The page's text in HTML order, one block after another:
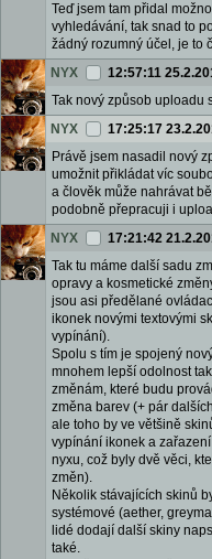
Teď jsem tam přidal
vyhledávání, tak snad to
žádný rozumný účel, je to
NYX
12:57:11
Tak nový způsob uploadu
NYX
17:25:17
Právě jsem nasadil nový
umožnit přikládat víc
a člověk může nahrávat
podobně přepracuji i
NYX
17:21:42
Tak tu máme další sadu
opravy a kosmetické
jsou asi předělané
ikonek novými textovými
vypínání).
Spolu s tím je spojený
mnohem lepší odolnost
změnám, které budu
změna barev (+ pár
ale toho by ve většině
vypínání ikonek a
nyxu, což byly dvě věci,
změn).
Několik stávajících skinů
systémové (aether,
lidé dodají další skiny
také.